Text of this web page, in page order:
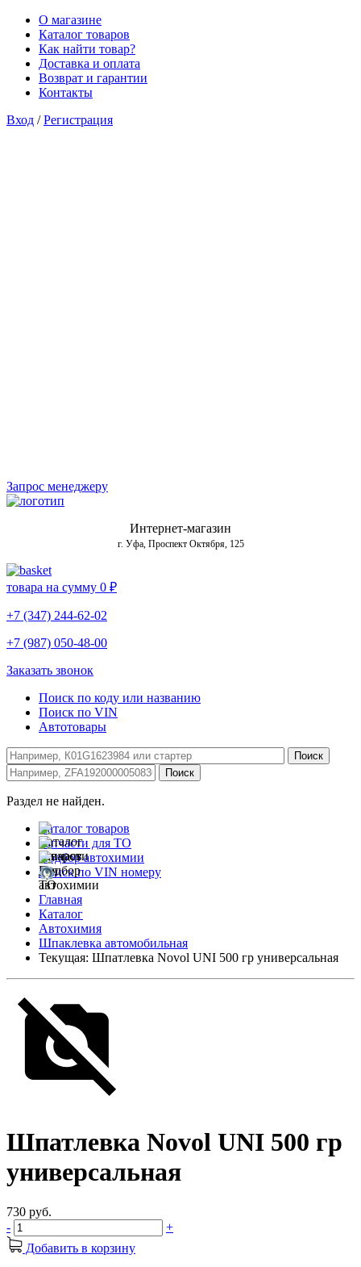
О магазине
Каталог товаров
Как найти товар?
Доставка и оплата
Возврат и гарантии
Контакты
Вход / Регистрация
Запрос менеджеру
Интернет-магазин
г. Уфа, Проспект Октября, 125
товара на сумму 0 ₽
+7 (347) 244-62-02
+7 (987) 050-48-00
Заказать звонок
Поиск по коду или названию
Поиск по VIN
Автотовары
Раздел не найден.
Каталог товаров
Запчасти для ТО
Подбор автохимии
Поиск по VIN номеру
Главная
Каталог
Автохимия
Шпаклевка автомобильная
Текущая: Шпатлевка Novol UNI 500 гр универсальная
Шпатлевка Novol UNI 500 гр
универсальная
730 руб.
-
+
Добавить в корзину